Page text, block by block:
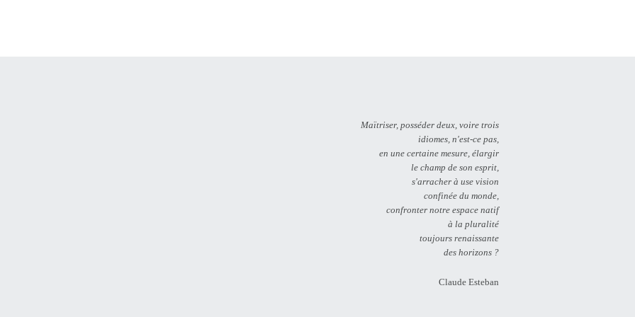
Maïtriser, posséder deux, voire trois
idiomes, n'est-ce pas,
en une certaine mesure, élargir
le champ de son esprit,
s'arracher à use vision
confinée du monde,
confronter notre espace natif
à la pluralité
toujours renaissante
des horizons ?
Claude Esteban